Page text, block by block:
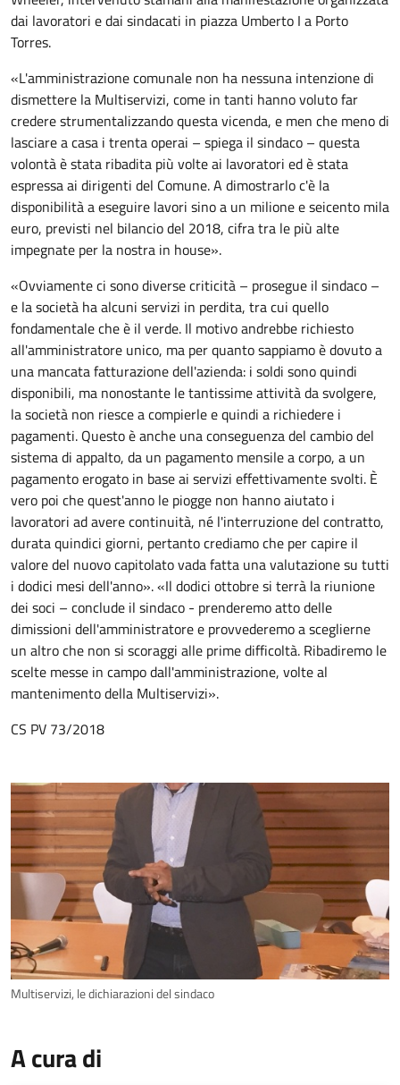
dai lavoratori e dai sindacati in piazza Umberto I a Porto
Torres.
«L'amministrazione comunale non ha nessuna intenzione di
dismettere la Multiservizi, come in tanti hanno voluto far
credere strumentalizzando questa vicenda, e men che meno di
lasciare a casa i trenta operai – spiega il sindaco – questa
volontà è stata ribadita più volte ai lavoratori ed è stata
espressa ai dirigenti del Comune. A dimostrarlo c'è la
disponibilità a eseguire lavori sino a un milione e seicento mila
euro, previsti nel bilancio del 2018, cifra tra le più alte
impegnate per la nostra in house».
«Ovviamente ci sono diverse criticità – prosegue il sindaco –
e la società ha alcuni servizi in perdita, tra cui quello
fondamentale che è il verde. Il motivo andrebbe richiesto
all'amministratore unico, ma per quanto sappiamo è dovuto a
una mancata fatturazione dell'azienda: i soldi sono quindi
disponibili, ma nonostante le tantissime attività da svolgere,
la società non riesce a compierle e quindi a richiedere i
pagamenti. Questo è anche una conseguenza del cambio del
sistema di appalto, da un pagamento mensile a corpo, a un
pagamento erogato in base ai servizi effettivamente svolti. È
vero poi che quest'anno le piogge non hanno aiutato i
lavoratori ad avere continuità, né l'interruzione del contratto,
durata quindici giorni, pertanto crediamo che per capire il
valore del nuovo capitolato vada fatta una valutazione su tutti
i dodici mesi dell'anno». «Il dodici ottobre si terrà la riunione
dei soci – conclude il sindaco - prenderemo atto delle
dimissioni dell'amministratore e provvederemo a sceglierne
un altro che non si scoraggi alle prime difficoltà. Ribadiremo le
scelte messe in campo dall'amministrazione, volte al
mantenimento della Multiservizi».
CS PV 73/2018
Multiservizi, le dichiarazioni del sindaco
A cura di